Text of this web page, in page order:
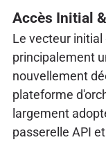
Accès Initial
Le vecteur
principalement
nouvellement
plateforme
largement
passerelle API